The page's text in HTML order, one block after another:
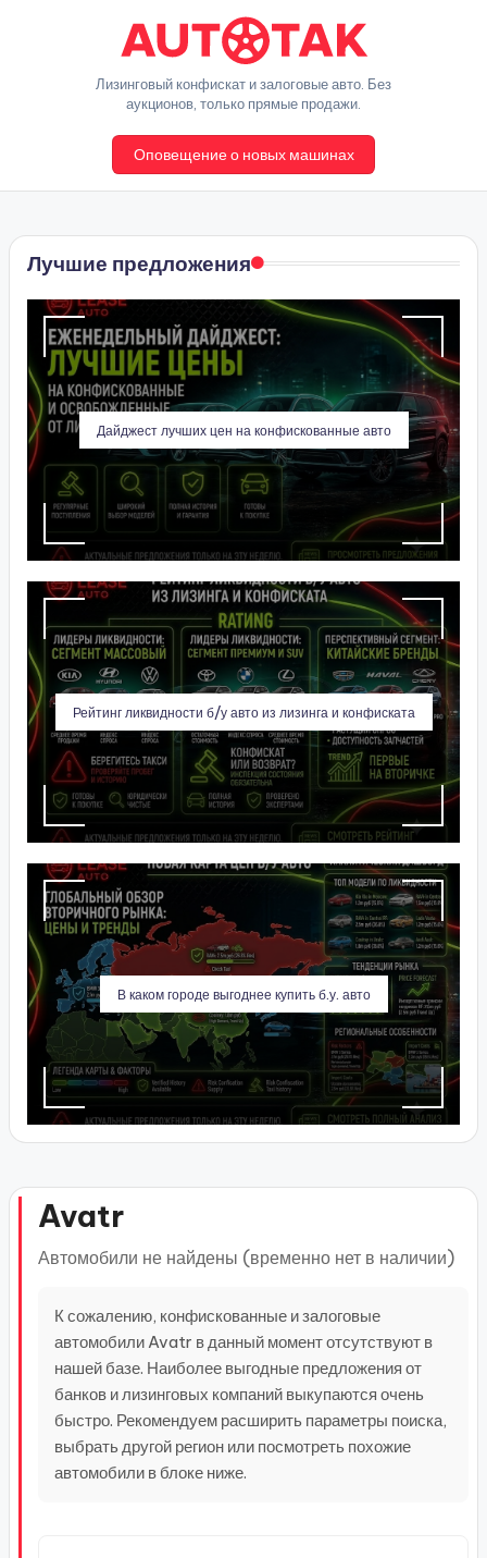
содержимому
A
t
o
T
a
k
Лизинговый конфискат и залоговые авто. Без
аукционов, только прямые продажи.
Оповещение о новых машинах
Лучшие предложения
Дайджест лучших цен на конфискованные авто
Рейтинг ликвидности б/у авто из лизинга и конфиската
В каком городе выгоднее купить б.у. авто
Avatr
Автомобили не найдены (временно нет в наличии)
К сожалению, конфискованные и залоговые
автомобили Avatr в данный момент отсутствуют в
нашей базе. Наиболее выгодные предложения от
банков и лизинговых компаний выкупаются очень
быстро. Рекомендуем расширить параметры поиска,
выбрать другой регион или посмотреть похожие
автомобили в блоке ниже.